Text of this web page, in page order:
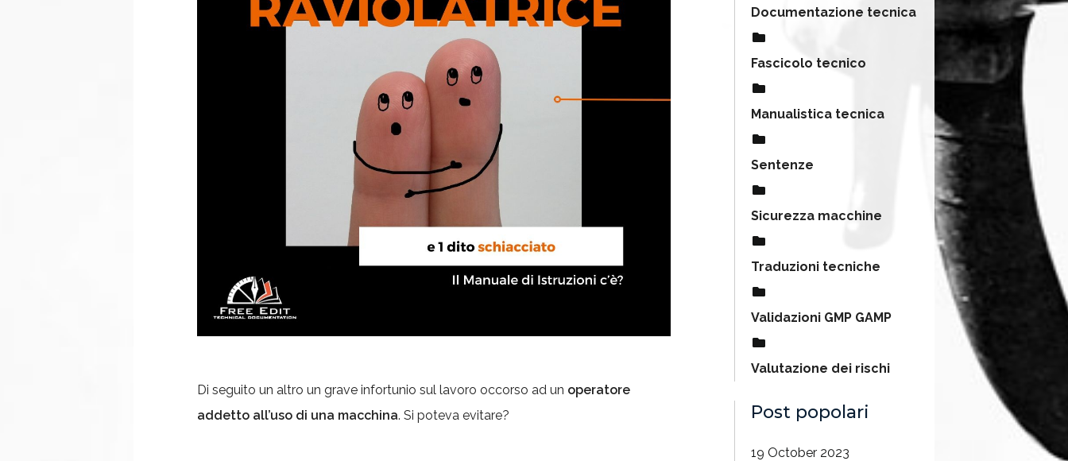
Di seguito un altro un grave infortunio sul lavoro occorso ad un operatore
addetto all’uso di una macchina. Si poteva evitare?
Documentazione tecnica
Fascicolo tecnico
Manualistica tecnica
Sentenze
Sicurezza macchine
Traduzioni tecniche
Validazioni GMP GAMP
Valutazione dei rischi
Post popolari
19 October 2023